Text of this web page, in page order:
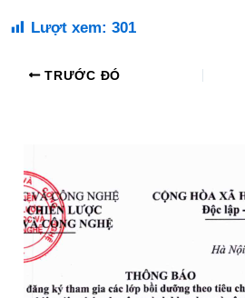
Lượt xem: 301
TRƯỚC ĐÓ